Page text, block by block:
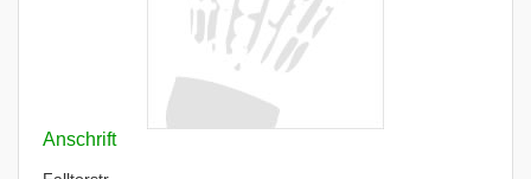
Anschrift